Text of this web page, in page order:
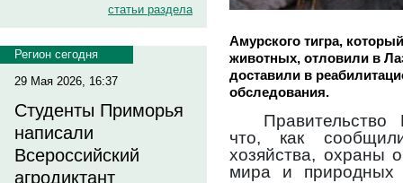
статьи раздела
Регион сегодня
29 Мая 2026, 16:37
Студенты Приморья
написали
Всероссийский
агродиктант
Амурского тигра,
животных, отловили в
доставили в
обследования.
что, как
хозяйства, охраны
мира и природных